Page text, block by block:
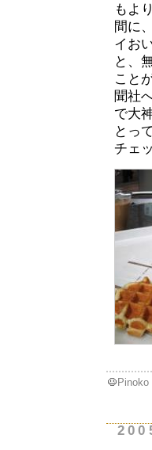
もよ
間に
イお
と、
こと
聞社
で大
とっ
チェ
Pinoko